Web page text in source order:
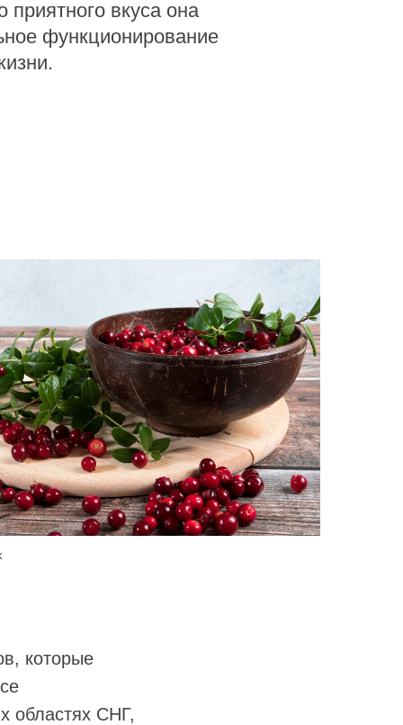
вкуса она
функционирование
которые
областях СНГ,